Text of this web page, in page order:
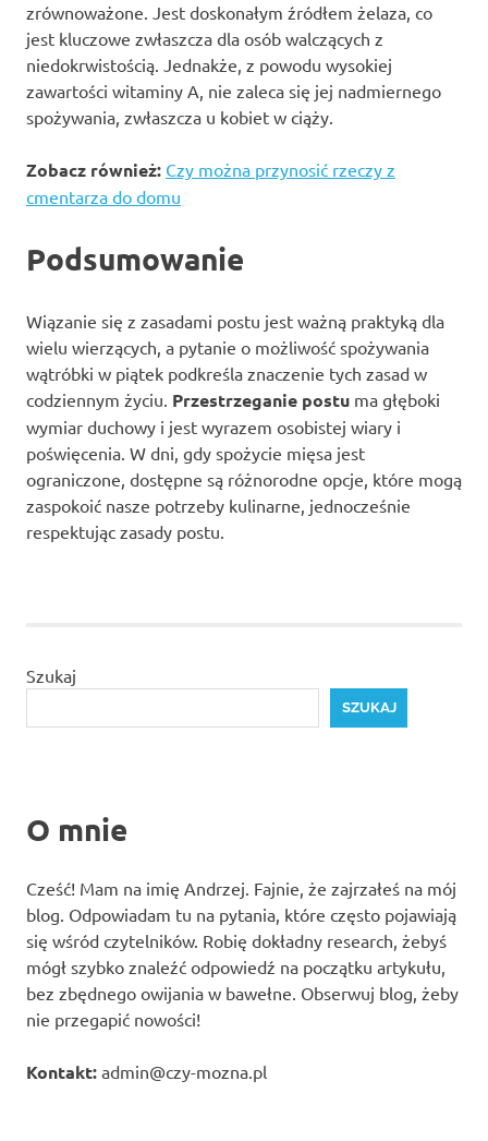
zrównoważone. Jest doskonałym źródłem żelaza, co
jest kluczowe zwłaszcza dla osób walczących z
niedokrwistością. Jednakże, z powodu wysokiej
zawartości witaminy A, nie zaleca się jej nadmiernego
spożywania, zwłaszcza u kobiet w ciąży.
Zobacz również: Czy można przynosić rzeczy z
cmentarza do domu
Podsumowanie
Wiązanie się z zasadami postu jest ważną praktyką dla
wielu wierzących, a pytanie o możliwość spożywania
wątróbki w piątek podkreśla znaczenie tych zasad w
codziennym życiu. Przestrzeganie postu ma głęboki
wymiar duchowy i jest wyrazem osobistej wiary i
poświęcenia. W dni, gdy spożycie mięsa jest
ograniczone, dostępne są różnorodne opcje, które mogą
zaspokoić nasze potrzeby kulinarne, jednocześnie
respektując zasady postu.
Szukaj
SZUKAJ
O mnie
Cześć! Mam na imię Andrzej. Fajnie, że zajrzałeś na mój
blog. Odpowiadam tu na pytania, które często pojawiają
się wśród czytelników. Robię dokładny research, żebyś
mógł szybko znaleźć odpowiedź na początku artykułu,
bez zbędnego owijania w bawełne. Obserwuj blog, żeby
nie przegapić nowości!
Kontakt: admin@czy-mozna.pl